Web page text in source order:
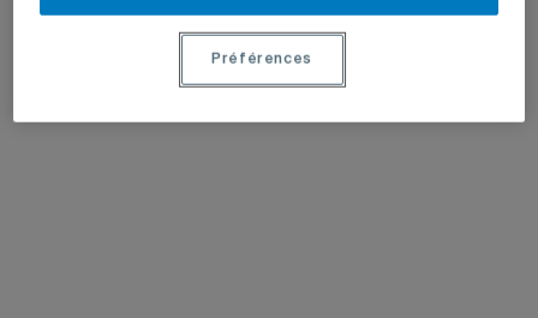
Préférences